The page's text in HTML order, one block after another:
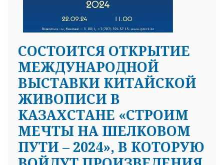
CОСТОИТСЯ ОТКРЫТИЕ
МЕЖДУНАРОДНОЙ
ВЫСТАВКИ КИТАЙСКОЙ
ЖИВОПИСИ В
КАЗАХСТАНЕ «СТРОИМ
МЕЧТЫ НА ШЕЛКОВОМ
ПУТИ – 2024», В КОТОРУЮ